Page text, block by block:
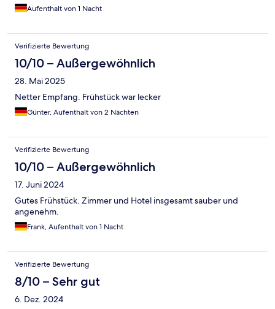
Aufenthalt von 1 Nacht
Verifizierte Bewertung
10/10 – Außergewöhnlich
28. Mai 2025
Netter Empfang. Frühstück war lecker
Günter, Aufenthalt von 2 Nächten
Verifizierte Bewertung
10/10 – Außergewöhnlich
17. Juni 2024
Gutes Frühstück. Zimmer und Hotel insgesamt sauber und
angenehm.
Frank, Aufenthalt von 1 Nacht
Verifizierte Bewertung
8/10 – Sehr gut
6. Dez. 2024